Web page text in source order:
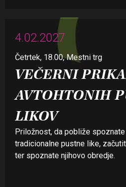
4.02.2027
Četrtek, 18.00, Mestni trg
VEČERNI
AVTOHTONIH
LIKOV
Priložnost, da pobliže
tradicionalne pustne like,
ter spoznate njihovo obredje.